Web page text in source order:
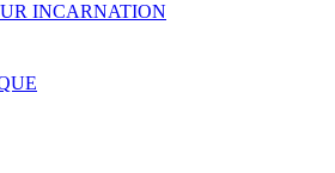
INCARNATION